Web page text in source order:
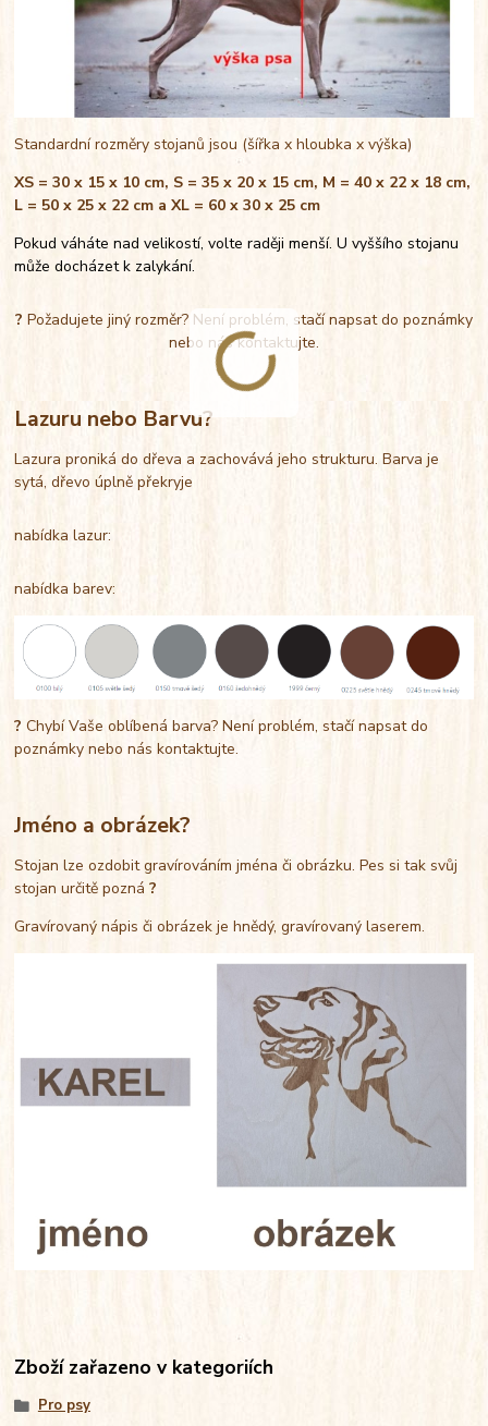
Standardní rozměry stojanů jsou (šířka x hloubka x výška)
XS = 30 x 15 x 10 cm, S = 35 x 20 x 15 cm, M = 40 x 22 x 18 cm,
L = 50 x 25 x 22 cm a XL = 60 x 30 x 25 cm
Pokud váháte nad velikostí, volte raději menší. U vyššího stojanu
může docházet k zalykání.
? Požadujete jiný rozměr? Není problém, stačí napsat do poznámky
nebo nás kontaktujte.
Lazuru nebo Barvu?
Lazura proniká do dřeva a zachovává jeho strukturu. Barva je
sytá, dřevo úplně překryje
nabídka lazur:
nabídka barev:
?Chybí Vaše oblíbená barva? Není problém, stačí napsat do
poznámky nebo nás kontaktujte.
Jméno a obrázek?
Stojan lze ozdobit gravírováním jména či obrázku. Pes si tak svůj
stojan určitě pozná?
Gravírovaný nápis či obrázek je hnědý, gravírovaný laserem.
Zboží zařazeno v kategoriích
Pro psy